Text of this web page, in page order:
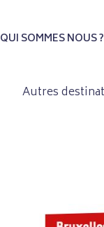
QUI SOMMES NOUS ?
Autres